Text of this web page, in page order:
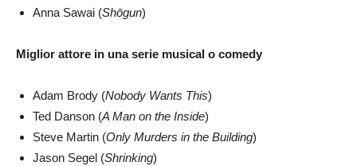
Anna Sawai (Shōgun)
Miglior attore in una serie musical o comedy
Adam Brody (Nobody Wants This)
Ted Danson (A Man on the Inside)
Steve Martin (Only Murders in the Building)
Jason Segel (Shrinking)